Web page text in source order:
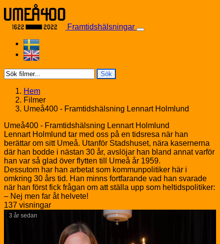
Skip to content
Framtidshälsningar
Sök
Hem
Filmer
Umeå400 - Framtidshälsning Lennart Holmlund
Umeå400 - Framtidshälsning Lennart Holmlund
Lennart Holmlund tar med oss på en tidsresa när han
berättar om sitt Umeå. Utanför Stadshuset, nära kasernerna
där han bodde i nästan 30 år, avslöjar han bland annat varför
han var så glad över flytten till Umeå år 1959.
Dessutom har han arbetat som kommunpolitiker här i
omkring 30 års tid. Han minns fortfarande vad han svarade
när han först fick frågan om att ställa upp som heltidspolitiker:
– Nej men far åt helvete!
137 visningar
3 år sedan